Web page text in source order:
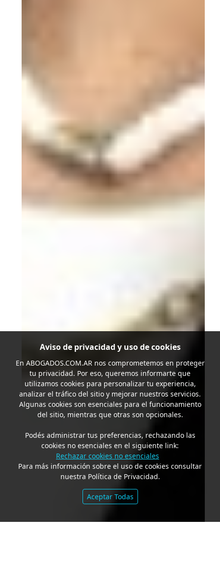
Aviso de privacidad y uso de cookies
En ABOGADOS.COM.ARnos comprometemos en proteger
tu privacidad. Por eso, queremos informarte que
utilizamos cookies para personalizar tu experiencia,
analizar el tráfico del sitio y mejorar nuestros servicios.
Algunas cookies son esenciales para el funcionamiento
del sitio, mientras que otras son opcionales.
Podés administrar tus preferencias, rechazando las
cookies no esenciales en el siguiente link:
Rechazar cookies no esenciales
Para más información sobre el uso de cookies consultar
nuestra Política de Privacidad.
Aceptar Todas